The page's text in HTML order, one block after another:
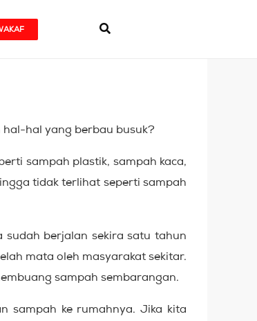
hal yang berbau busuk?
sampah plastik, sampah kaca,
tidak terlihat seperti sampah
sudah berjalan sekira satu tahun
mata oleh masyarakat sekitar.
sampah sembarangan.
sampah ke rumahnya. Jika kita